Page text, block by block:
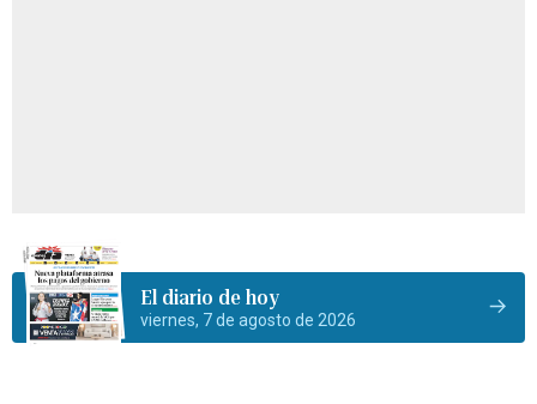
El diario de hoy
viernes, 7 de agosto de 2026